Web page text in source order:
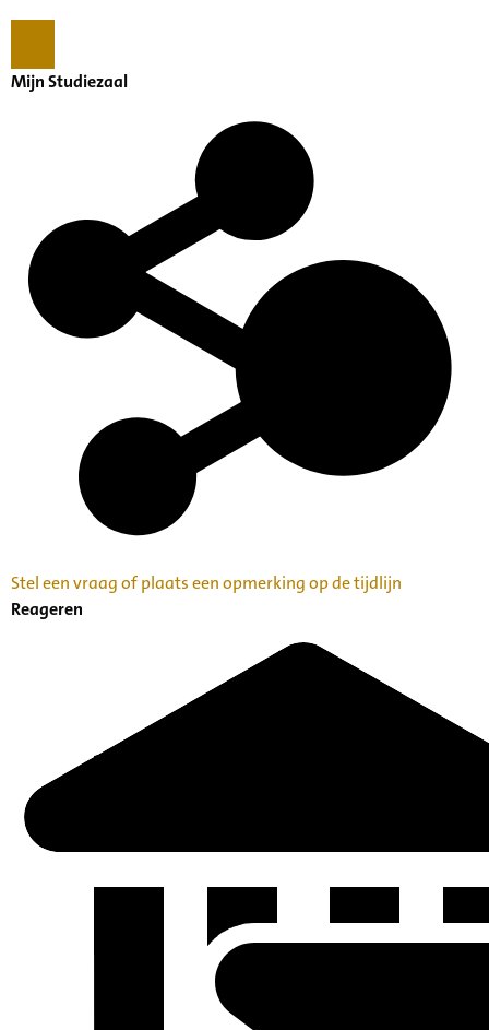
Mijn Studiezaal
Stel een vraag of plaats een opmerking op de tijdlijn
Reageren